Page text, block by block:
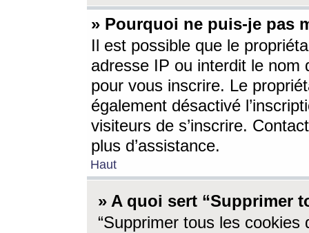
» Pourquoi ne puis-je pas
Il est possible que le
adresse IP ou interdit le nom
pour vous inscrire. Le
également désactivé
visiteurs de s’inscrire.
plus d’assistance.
Haut
» A quoi sert “Supprimer
“Supprimer tous les cookies